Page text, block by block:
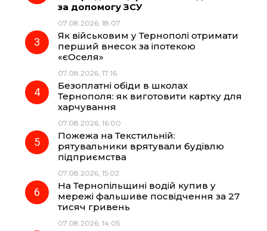
k
a
за допомогу ЗСУ
07.08.2026, 18:07
Як військовим у Тернополі отримати
перший внесок за іпотекою
«єОселя»
07.08.2026, 17:16
Безоплатні обіди в школах
Тернополя: як виготовити картку для
харчування
07.08.2026, 16:00
Пожежа на Текстильній:
рятувальники врятували будівлю
підприємства
07.08.2026, 15:02
На Тернопільщині водій купив у
мережі фальшиве посвідчення за 27
тисяч гривень
07.08.2026, 14:05